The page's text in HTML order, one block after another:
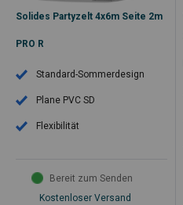
Solides Partyzelt 4x6m Seite 2m
PRO R
Standard-Sommerdesign
Plane PVC SD
Flexibilität
Bereit zum Senden
Kostenloser Versand